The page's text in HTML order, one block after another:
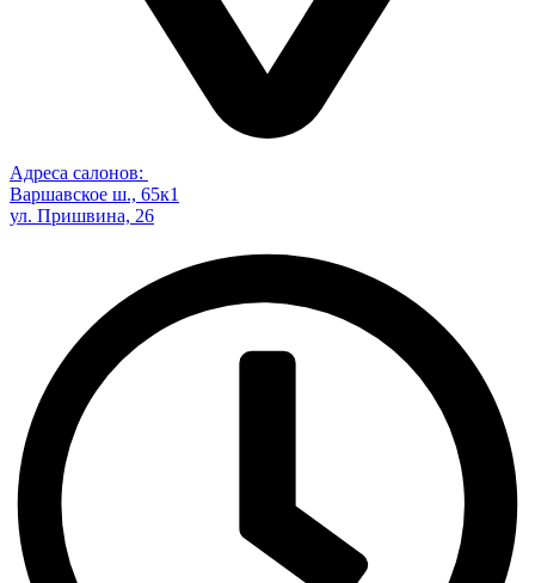
Адреса салонов:
Варшавское ш., 65к1
ул. Пришвина, 26